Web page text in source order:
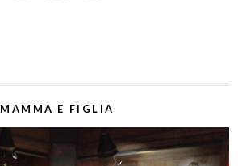
MAMMA E FIGLIA